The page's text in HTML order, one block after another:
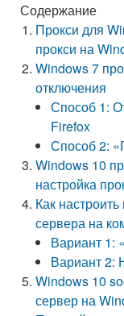
Содержание
Прокси для
прокси на
Windows 7
отключения
Способ 1:
Firefox
Способ 2:
Windows 10
настройка
Как
сервера на
Вариант 1:
Вариант 2:
Windows 10
сервер на